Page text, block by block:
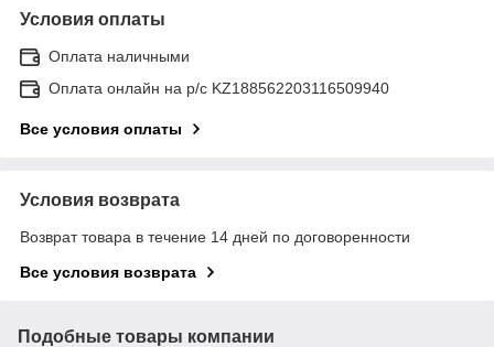
Условия оплаты
Оплата наличными
Оплата онлайн на р/с KZ188562203116509940
Все условия оплаты
Условия возврата
Возврат товара в течение 14 дней по договоренности
Все условия возврата
Подобные товары компании